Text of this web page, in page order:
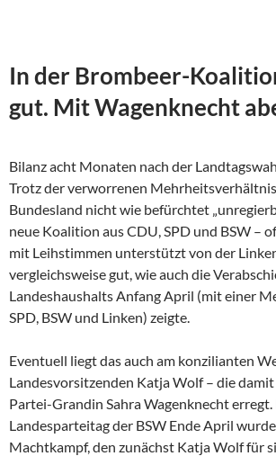
In der Brombeer-
gut. Mit Wagenknecht
Bilanz acht Monaten nach der
Trotz der verworrenen
Bundesland nicht wie befürchtet
neue Koalition aus CDU, SPD und BSW –
mit Leihstimmen unterstützt von der
vergleichsweise gut, wie auch die
Landeshaushalts Anfang April (mit einer
SPD, BSW und Linken) zeigte.
Eventuell liegt das auch am konzilianten
Landesvorsitzenden Katja Wolf – die
Partei-Grandin Sahra Wagenknecht erregt.
Landesparteitag der BSW Ende April
Machtkampf, den zunächst Katja Wolf für